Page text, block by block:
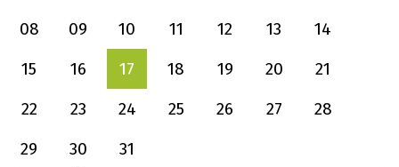
08
09 10 11 12 13
14
15
16 17 18 19 20
21
22
23 24 25 26 27
28
29
30 31